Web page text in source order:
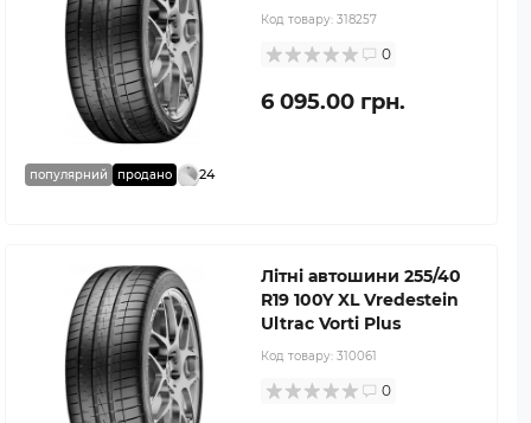
популярний продано 24
Код товару: 318257
0
6 095.00 грн.
Літні автошини 255/40
R19 100Y XL Vredestein
Ultrac Vorti Plus
Код товару: 310061
0